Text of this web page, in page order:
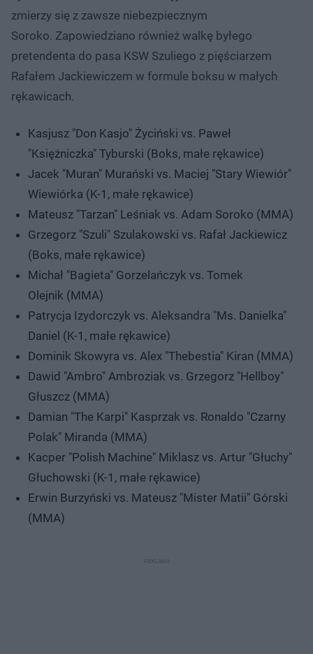
zmierzy się z zawsze niebezpiecznym
Soroko. Zapowiedziano również walkę byłego
pretendenta do pasa KSW Szuliego z pięściarzem
Rafałem Jackiewiczem w formule boksu w małych
rękawicach.
Kasjusz "Don Kasjo" Życiński vs. Paweł
"Księżniczka" Tyburski (Boks, małe rękawice)
Jacek "Muran" Murański vs. Maciej "Stary Wiewiór"
Wiewiórka (K-1, małe rękawice)
Mateusz "Tarzan" Leśniak vs. Adam Soroko (MMA)
Grzegorz "Szuli" Szulakowski vs. Rafał Jackiewicz
(Boks, małe rękawice)
Michał "Bagieta" Gorzelańczyk vs. Tomek
Olejnik (MMA)
Patrycja Izydorczyk vs. Aleksandra "Ms. Danielka"
Daniel (K-1, małe rękawice)
Dominik Skowyra vs. Alex "Thebestia" Kiran (MMA)
Dawid "Ambro" Ambroziak vs. Grzegorz "Hellboy"
Głuszcz (MMA)
Damian "The Karpi" Kasprzak vs. Ronaldo "Czarny
Polak" Miranda (MMA)
Kacper "Polish Machine" Miklasz vs. Artur "Głuchy"
Głuchowski (K-1, małe rękawice)
Erwin Burzyński vs. Mateusz "Mister Matii" Górski
(MMA)